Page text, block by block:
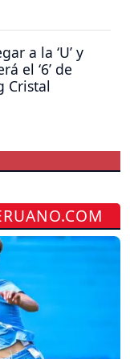
a la ‘U’ y
el ‘6’ de
Cristal